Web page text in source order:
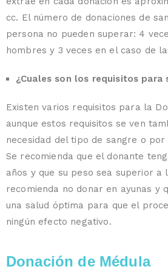
cc. El número de donaciones de
persona no pueden superar: 4
hombres y 3 veces en el caso de
¿Cuales son los requisitos para
Existen varios requisitos para la
aunque estos requisitos se ven
necesidad del tipo de sangre o por
Se recomienda que el donante
años y que su peso sea superior a
recomienda no donar en ayunas y
una salud óptima para que el
ningún efecto negativo.
Donación de Médula